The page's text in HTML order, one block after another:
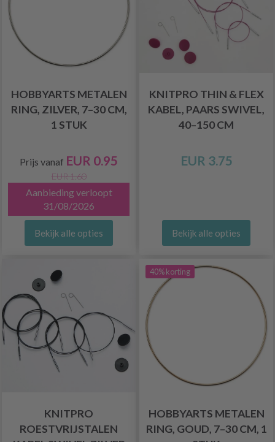
HOBBYARTS METALEN
RING, ZILVER, 7–30 CM,
1 STUK
Prijs vanaf EUR 0.95
EUR 1.60
Aanbieding verloopt
31/08/2026
Bekijk alle opties
KNITPRO THIN & FLEX
KABEL, PAARS SWIVEL,
40–150 CM
EUR 3.75
Bekijk alle opties
KNITPRO
ROESTVRIJSTALEN
40% korting
HOBBYARTS METALEN
RING, GOUD, 7–30 CM, 1